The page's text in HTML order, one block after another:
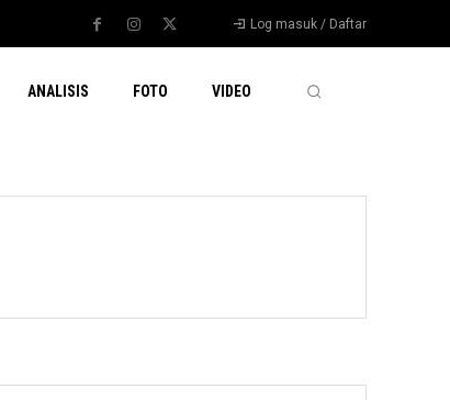
Log masuk / Daftar
ANALISIS FOTO VIDEO